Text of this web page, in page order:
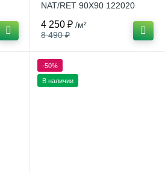
NAT/RET 90X90 122020
4 250 ₽ /м²
8 490 ₽
-50%
В наличии